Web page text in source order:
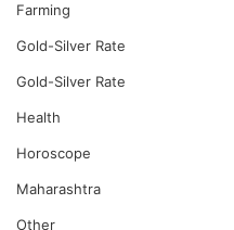
Farming
Gold-Silver Rate
Gold-Silver Rate
Health
Horoscope
Maharashtra
Other